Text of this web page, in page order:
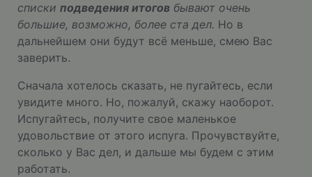
списки подведения итогов бывают очень
большие, возможно, более ста дел. Но в
дальнейшем они будут всё меньше, смею Вас
заверить.
Сначала хотелось сказать, не пугайтесь, если
увидите много. Но, пожалуй, скажу наоборот.
Испугайтесь, получите свое маленькое
удовольствие от этого испуга. Прочувствуйте,
сколько у Вас дел, и дальше мы будем с этим
работать.